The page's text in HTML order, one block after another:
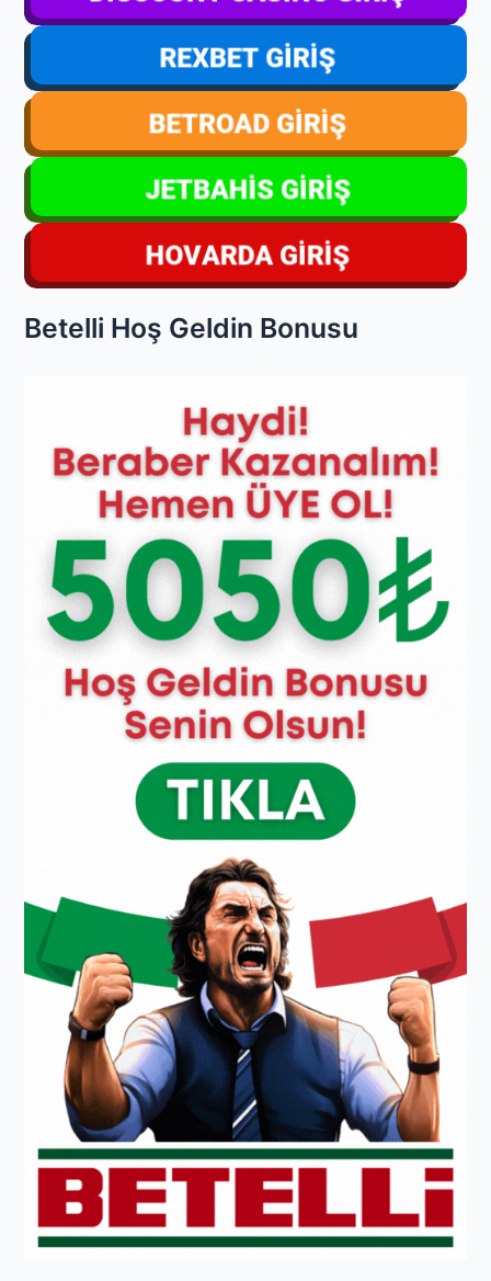
Betelli Hoş Geldin Bonusu